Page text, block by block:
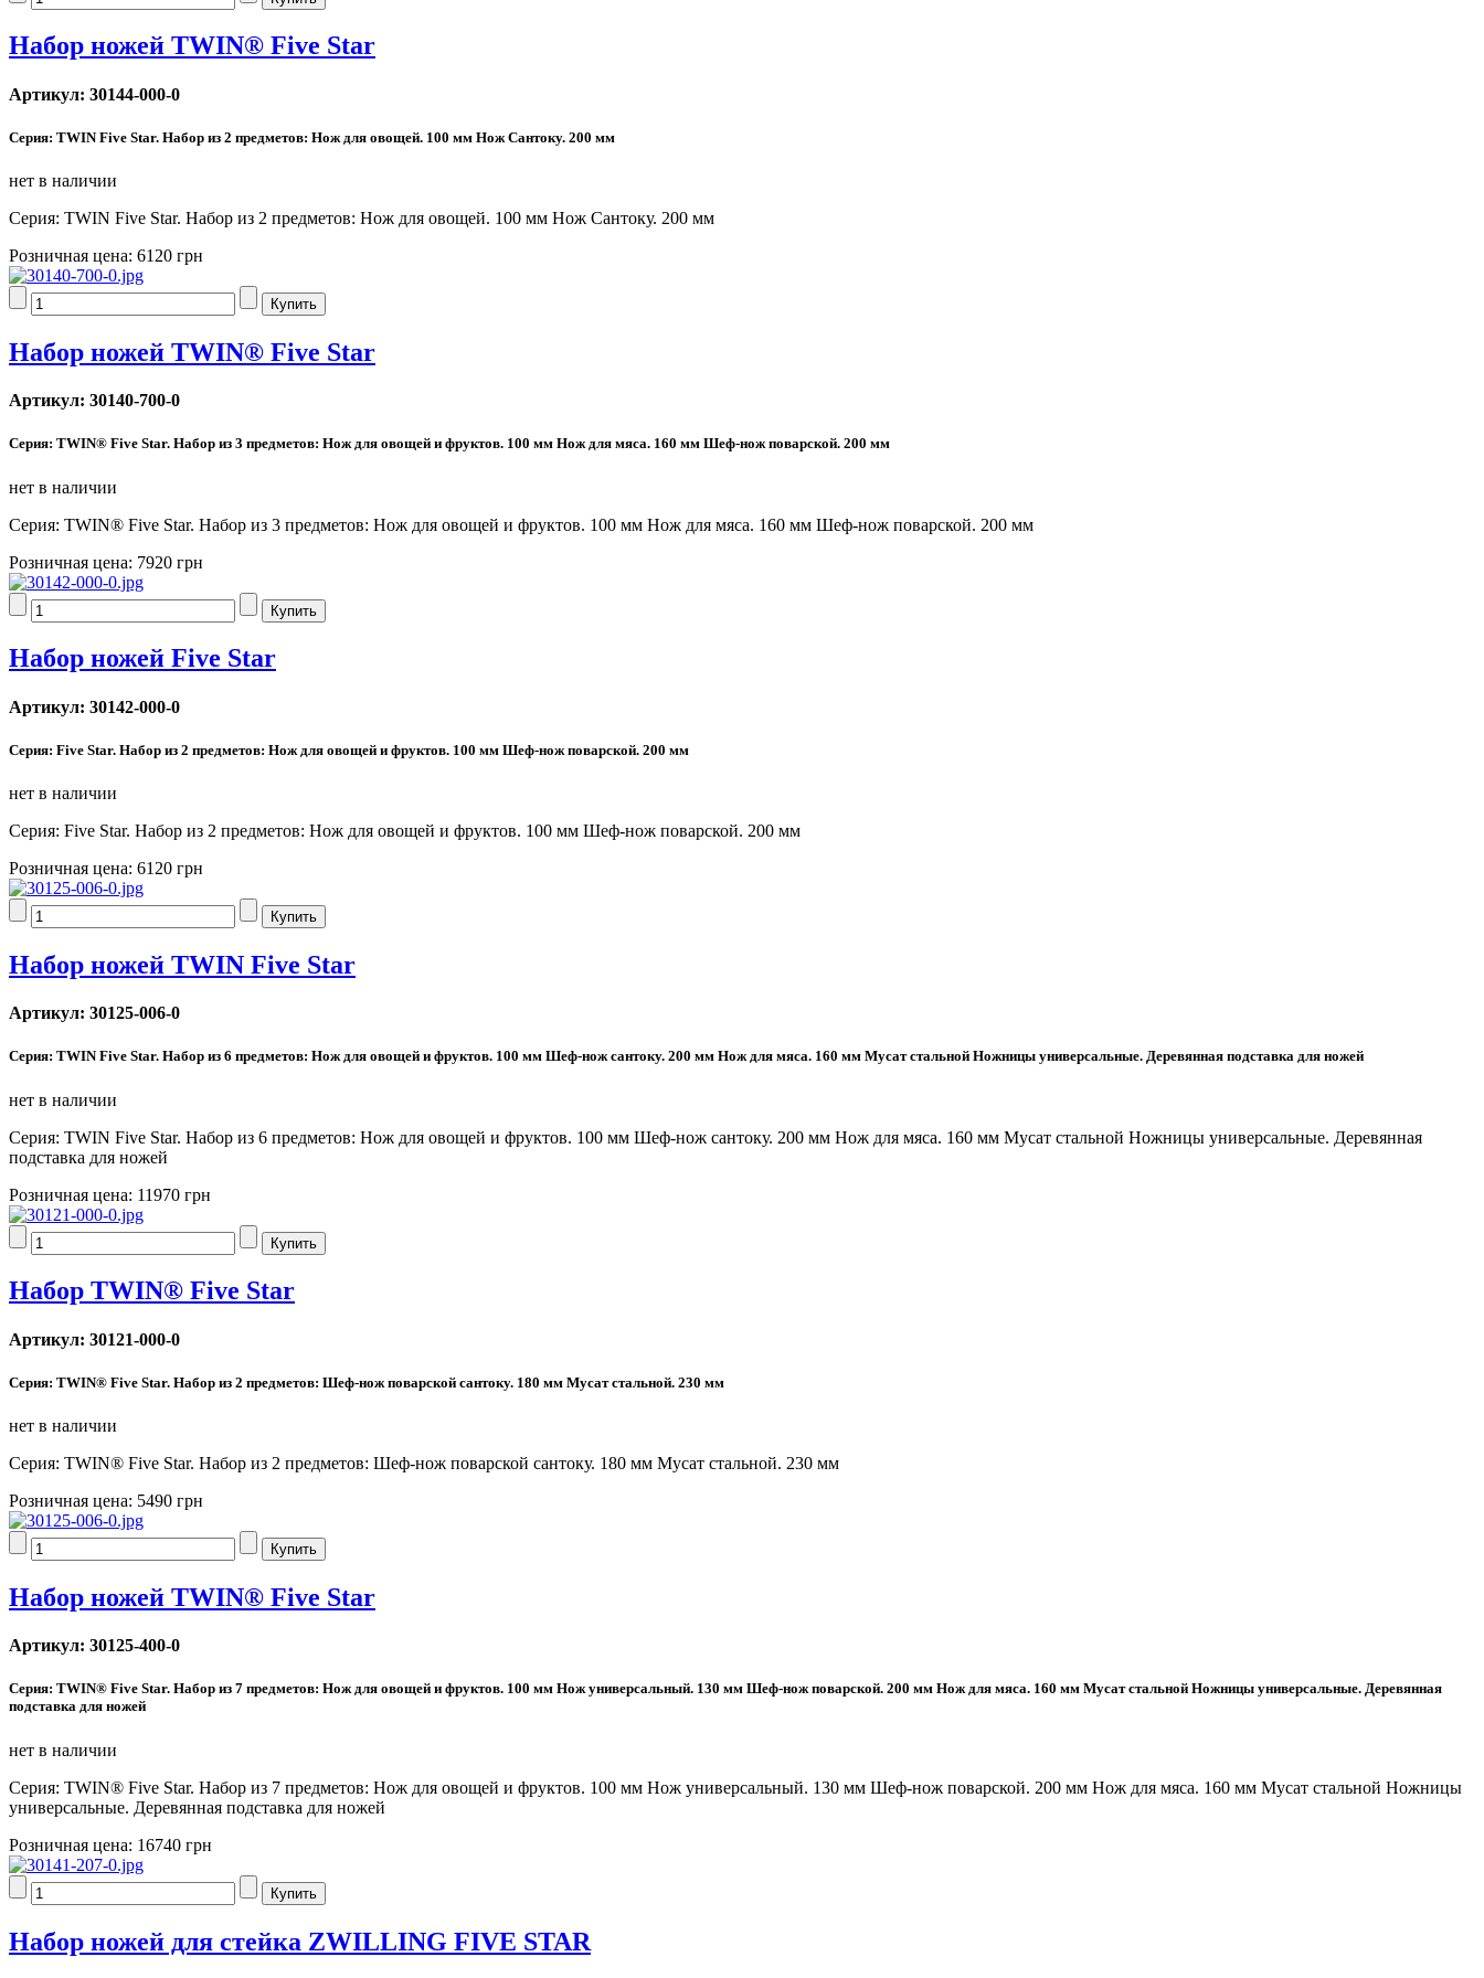
Набор ножей TWIN® Five Star
Артикул: 30144-000-0
Серия: TWIN Five Star. Набор из 2 предметов: Нож для овощей. 100 мм Нож Сантоку. 200 мм
нет в наличии
Серия: TWIN Five Star. Набор из 2 предметов: Нож для овощей. 100 мм Нож Сантоку. 200 мм
Розничная цена: 6120 грн
Набор ножей TWIN® Five Star
Артикул: 30140-700-0
Серия: TWIN® Five Star. Набор из 3 предметов: Нож для овощей и фруктов. 100 мм Нож для мяса. 160 мм Шеф-нож поварской. 200 мм
нет в наличии
Серия: TWIN® Five Star. Набор из 3 предметов: Нож для овощей и фруктов. 100 мм Нож для мяса. 160 мм Шеф-нож поварской. 200 мм
Розничная цена: 7920 грн
Набор ножей Five Star
Артикул: 30142-000-0
Серия: Five Star. Набор из 2 предметов: Нож для овощей и фруктов. 100 мм Шеф-нож поварской. 200 мм
нет в наличии
Серия: Five Star. Набор из 2 предметов: Нож для овощей и фруктов. 100 мм Шеф-нож поварской. 200 мм
Розничная цена: 6120 грн
Набор ножей TWIN Five Star
Артикул: 30125-006-0
Серия: TWIN Five Star. Набор из 6 предметов: Нож для овощей и фруктов. 100 мм Шеф-нож сантоку. 200 мм Нож для мяса. 160 мм Мусат стальной Ножницы универсальные. Деревянная подставка для ножей
нет в наличии
Серия: TWIN Five Star. Набор из 6 предметов: Нож для овощей и фруктов. 100 мм Шеф-нож сантоку. 200 мм Нож для мяса. 160 мм Мусат стальной Ножницы универсальные. Деревянная
подставка для ножей
Розничная цена: 11970 грн
Набор TWIN® Five Star
Артикул: 30121-000-0
Серия: TWIN® Five Star. Набор из 2 предметов: Шеф-нож поварской сантоку. 180 мм Мусат стальной. 230 мм
нет в наличии
Серия: TWIN® Five Star. Набор из 2 предметов: Шеф-нож поварской сантоку. 180 мм Мусат стальной. 230 мм
Розничная цена: 5490 грн
Набор ножей TWIN® Five Star
Артикул: 30125-400-0
Серия: TWIN® Five Star. Набор из 7 предметов: Нож для овощей и фруктов. 100 мм Нож универсальный. 130 мм Шеф-нож поварской. 200 мм Нож для мяса. 160 мм Мусат стальной Ножницы универсальные. Деревянная
подставка для ножей
нет в наличии
Серия: TWIN® Five Star. Набор из 7 предметов: Нож для овощей и фруктов. 100 мм Нож универсальный. 130 мм Шеф-нож поварской. 200 мм Нож для мяса. 160 мм Мусат стальной Ножницы
универсальные. Деревянная подставка для ножей
Розничная цена: 16740 грн
Набор ножей для стейка ZWILLING FIVE STAR